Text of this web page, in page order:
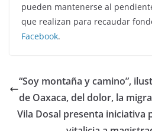
pueden mantenerse al
que realizan para recaudar
Facebook.
“Soy montaña y camino”,
de Oaxaca, del dolor, la
Vila Dosal presenta iniciativa